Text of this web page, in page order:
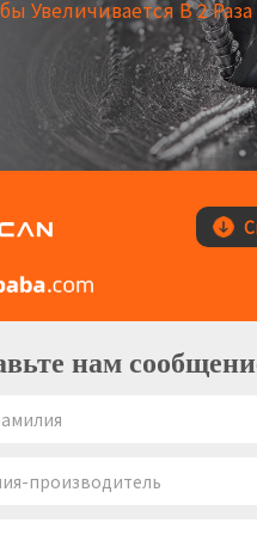
Увеличивается В 2 Раза
нам